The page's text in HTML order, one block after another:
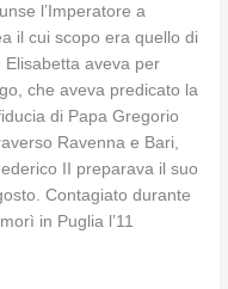
l’Imperatore a
il cui scopo era quello di
aveva per
che aveva predicato la
di Papa Gregorio
Ravenna e Bari,
II preparava il suo
Contagiato durante
in Puglia l’11